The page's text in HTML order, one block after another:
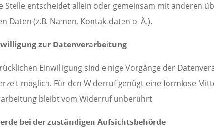
Stelle entscheidet allein oder gemeinsam mit anderen
Daten (z.B. Namen, Kontaktdaten o. Ä.).
zur Datenverarbeitung
Einwilligung sind einige Vorgänge der
möglich. Für den Widerruf genügt eine formlose
bleibt vom Widerruf unberührt.
bei der zuständigen Aufsichtsbehörde